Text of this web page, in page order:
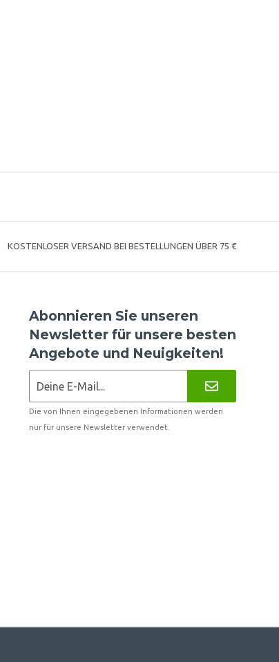
KOSTENLOSER VERSAND BEI BESTELLUNGEN ÜBER 75 €
Abonnieren Sie unseren
Newsletter für unsere besten
Angebote und Neuigkeiten!
Die von Ihnen eingegebenen Informationen werden
nur für unsere Newsletter verwendet.